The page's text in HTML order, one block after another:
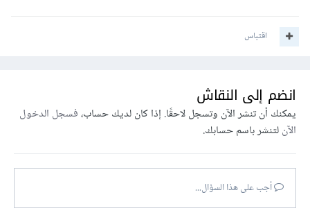
اقتباس
انضم إلى النقاش
يمكنك أن تنشر الآن وتسجل لاحقًا. إذا كان لديك حساب،فسجل الدخول
الآنلتنشر باسم حسابك.
أجب على هذا السؤال...